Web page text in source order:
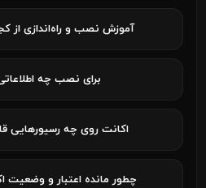
آموزش نصب و راه‌اندازی از
برای نصب چه
اکانت روی چه رسیورهایی
چطور مانده اعتبار و وضعیت